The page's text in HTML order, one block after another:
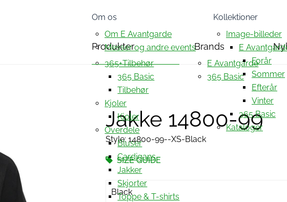
Produkter
365+Tilbehør
365 Basic
Tilbehør
Kjoler
Kjoler
Overdele
Bluser
Cardigans
Jakker
Skjorter
Toppe & T-shirts
Brands
E Avantgarde
365 Basic
Om os
Om E Avantgarde
Messer og andre events
Kollektioner
Image-billeder
E
Forår
Sommer
Efterår
Vinter
365 Basic
Kataloger
Jakke 14800-99
Style: 14800-99--XS-Black
SIZE GUIDE
Black